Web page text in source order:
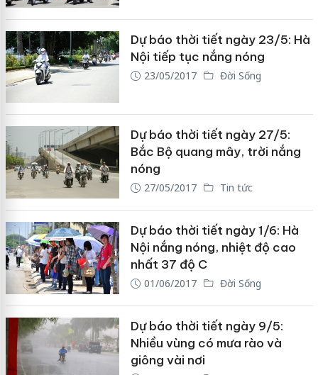
Dự báo thời tiết ngày 23/5: Hà
Nội tiếp tục nắng nóng
23/05/2017 Đời Sống
Dự báo thời tiết ngày 27/5:
Bắc Bộ quang mây, trời nắng
nóng
27/05/2017 Tin tức
Dự báo thời tiết ngày 1/6: Hà
Nội nắng nóng, nhiệt độ cao
nhất 37 độ C
01/06/2017 Đời Sống
Dự báo thời tiết ngày 9/5:
Nhiều vùng có mưa rào và
giông vài nơi